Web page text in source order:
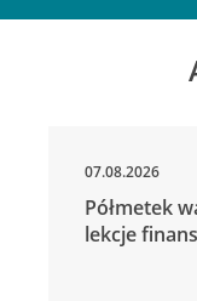
07.08.2026
Półmetek
lekcje